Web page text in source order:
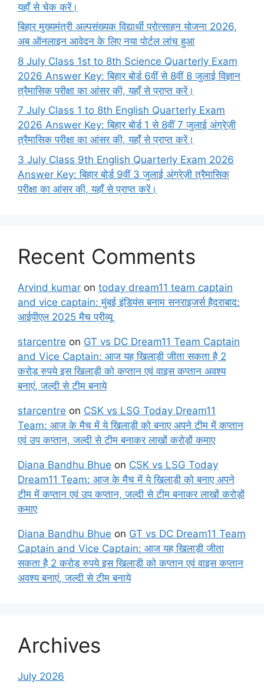
यहाँ से चेक करें।
बिहार मुख्यमंत्री अल्पसंख्यक विद्यार्थी प्रोत्साहन योजना 2026,
अब ऑनलाइन आवेदन के लिए नया पोर्टल लांच हुआ
8 July Class 1st to 8th Science Quarterly Exam
2026 Answer Key: बिहार बोर्ड 6वीं से 8वीं 8 जुलाई विज्ञान
त्रैमासिक परीक्षा का आंसर की, यहाँ से प्राप्त करें।
7 July Class 1 to 8th English Quarterly Exam
2026 Answer Key: बिहार बोर्ड 1 से 8वीं 7 जुलाई अंग्रेज़ी
त्रैमासिक परीक्षा का आंसर की, यहाँ से प्राप्त करें।
3 July Class 9th English Quarterly Exam 2026
Answer Key: बिहार बोर्ड 9वीं 3 जुलाई अंग्रेज़ी त्रैमासिक
परीक्षा का आंसर की, यहाँ से प्राप्त करें।
Recent Comments
Arvind kumar on today dream11 team captain
and vice captain: मुंबई इंडियंस बनाम सनराइजर्स हैदराबाद:
आईपीएल 2025 मैच प्रीव्यू
starcentre on GT vs DC Dream11 Team Captain
and Vice Captain: आज यह खिलाड़ी जीता सकता है 2
करोड़ रुपये इस खिलाड़ी को कप्तान एवं वाइस कप्तान अवश्य
बनाएं, जल्दी से टीम बनाये
starcentre on CSK vs LSG Today Dream11
Team: आज के मैच में ये खिलाड़ी को बनाए अपने टीम में कप्तान
एवं उप कप्तान, जल्दी से टीम बनाकर लाखों करोड़ों कमाए
Diana Bandhu Bhue on CSK vs LSG Today
Dream11 Team: आज के मैच में ये खिलाड़ी को बनाए अपने
टीम में कप्तान एवं उप कप्तान, जल्दी से टीम बनाकर लाखों करोड़ों
कमाए
Diana Bandhu Bhue on GT vs DC Dream11 Team
Captain and Vice Captain: आज यह खिलाड़ी जीता
सकता है 2 करोड़ रुपये इस खिलाड़ी को कप्तान एवं वाइस कप्तान
अवश्य बनाएं, जल्दी से टीम बनाये
Archives
July 2026